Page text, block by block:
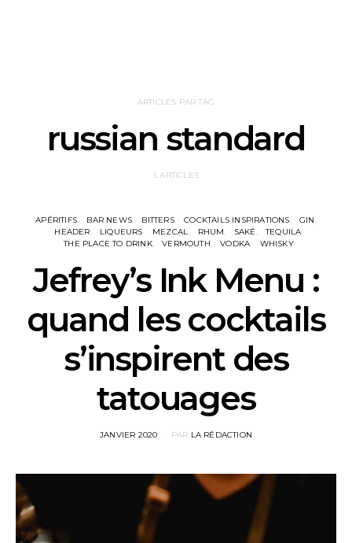
ARTICLES PAR TAG
russian standard
5 ARTICLES
APÉRITIFS BAR NEWS BITTERS COCKTAILS INSPIRATIONS
GIN
HEADER
LIQUEURS MEZCAL RHUM SAKÉ
TEQUILA
THE PLACE TO DRINK
VERMOUTH VODKA WHISKY
Jefrey’s Ink Menu :
quand les cocktails
s’inspirent des
tatouages
POSTED
JANVIER 2020 PAR LA RÉDACTION